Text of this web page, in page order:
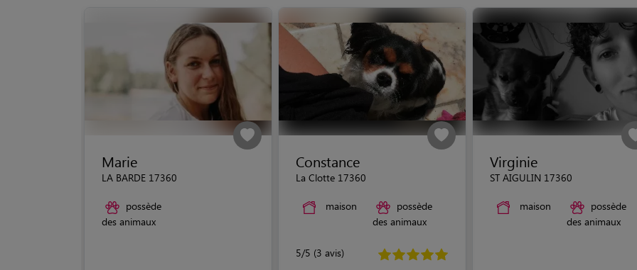
Marie
LA BARDE 17360
possède
des animaux
Constance
La Clotte 17360
maison
possède
des animaux
5/5 (3 avis)
Virginie
ST AIGULIN 17360
maison
possède
des animaux